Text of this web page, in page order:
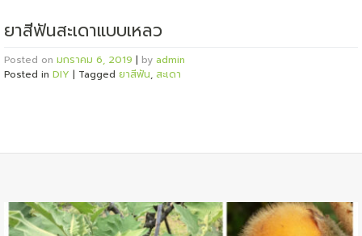
ยาสีฟันสะเดาแบบเหลว
Posted on มกราคม 6, 2019 | by admin
Posted in DIY | Tagged ยาสีฟัน, สะเดา